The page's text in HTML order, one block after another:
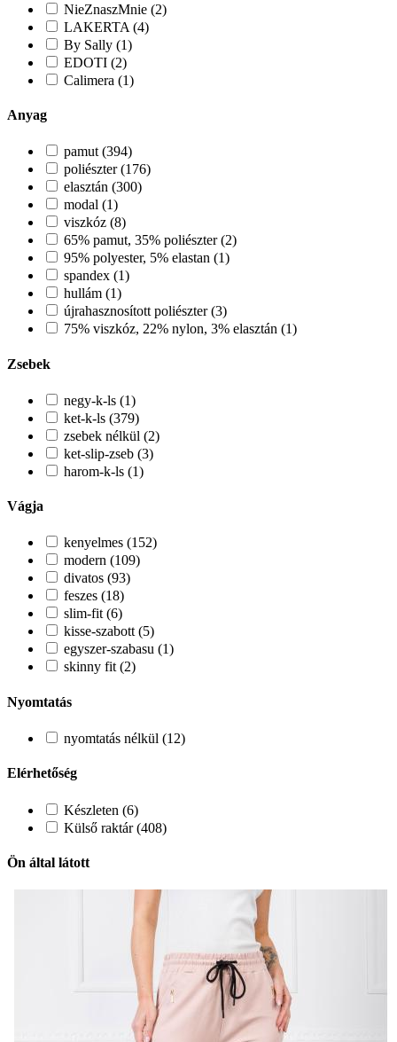
NieZnaszMnie (2)
LAKERTA (4)
By Sally (1)
EDOTI (2)
Calimera (1)
Anyag
pamut (394)
poliészter (176)
elasztán (300)
modal (1)
viszkóz (8)
65% pamut, 35% poliészter (2)
95% polyester, 5% elastan (1)
spandex (1)
hullám (1)
újrahasznosított poliészter (3)
75% viszkóz, 22% nylon, 3% elasztán (1)
Zsebek
negy-k-ls (1)
ket-k-ls (379)
zsebek nélkül (2)
ket-slip-zseb (3)
harom-k-ls (1)
Vágja
kenyelmes (152)
modern (109)
divatos (93)
feszes (18)
slim-fit (6)
kisse-szabott (5)
egyszer-szabasu (1)
skinny fit (2)
Nyomtatás
nyomtatás nélkül (12)
Elérhetőség
Készleten (6)
Külső raktár (408)
Ön által látott